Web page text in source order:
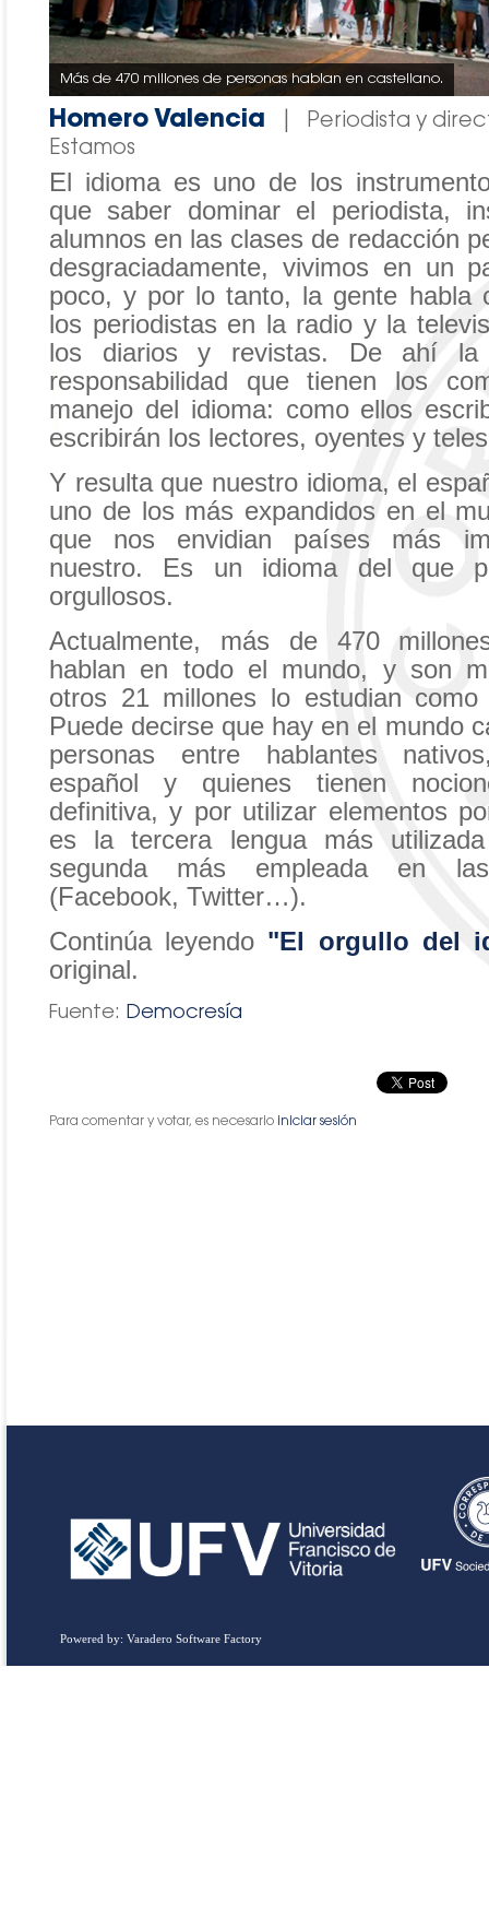
Más de 470 millones de personas hablan en castellano.
Homero Valencia
Periodista y
Estamos
El idioma es uno de los
que saber dominar el periodista,
alumnos en las clases de redacción
desgraciadamente, vivimos en un
poco, y por lo tanto, la gente habla
los periodistas en la radio y la
los diarios y revistas. De ahí la
responsabilidad que tienen los
manejo del idioma: como ellos
escribirán los lectores, oyentes y
Y resulta que nuestro idioma, el
uno de los más expandidos en el
que nos envidian países más
nuestro. Es un idioma del que
orgullosos.
Actualmente, más de 470
hablan en todo el mundo, y son
otros 21 millones lo estudian como
Puede decirse que hay en el mundo
personas entre hablantes
español y quienes tienen
definitiva, y por utilizar elementos
es la tercera lengua más
segunda más empleada en
(Facebook, Twitter…).
Continúa leyendo "El orgullo del
original.
Fuente: Democresía
Para comentar y votar, es necesario iniciar sesión
Powered by: Varadero Software Factory